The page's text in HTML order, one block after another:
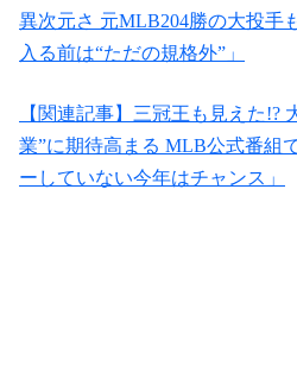
異次元さ 元MLB204勝の大投手
入る前は“ただの規格外”」
【関連記事】三冠王も見えた!?
業”に期待高まる MLB公式番組
ーしていない今年はチャンス」